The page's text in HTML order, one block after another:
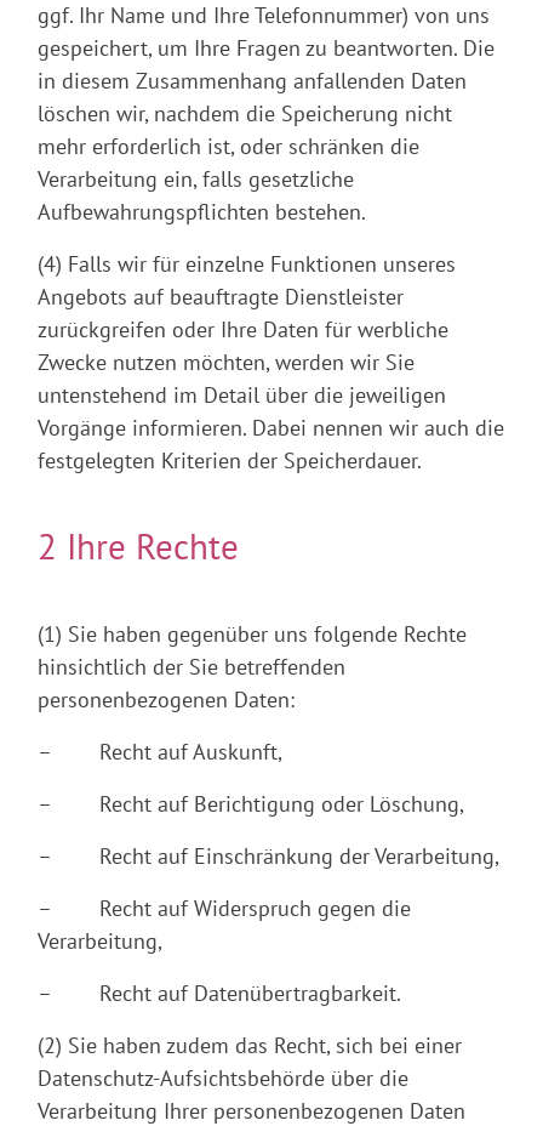
ggf. Ihr Name und Ihre Telefonnummer) von uns
gespeichert, um Ihre Fragen zu beantworten. Die
in diesem Zusammenhang anfallenden Daten
löschen wir, nachdem die Speicherung nicht
mehr erforderlich ist, oder schränken die
Verarbeitung ein, falls gesetzliche
Aufbewahrungspflichten bestehen.
(4) Falls wir für einzelne Funktionen unseres
Angebots auf beauftragte Dienstleister
zurückgreifen oder Ihre Daten für werbliche
Zwecke nutzen möchten, werden wir Sie
untenstehend im Detail über die jeweiligen
Vorgänge informieren. Dabei nennen wir auch die
festgelegten Kriterien der Speicherdauer.
2 Ihre Rechte
(1) Sie haben gegenüber uns folgende Rechte
hinsichtlich der Sie betreffenden
personenbezogenen Daten:
– Recht auf Auskunft,
– Recht auf Berichtigung oder Löschung,
– Recht auf Einschränkung der Verarbeitung,
– Recht auf Widerspruch gegen die
Verarbeitung,
– Recht auf Datenübertragbarkeit.
(2) Sie haben zudem das Recht, sich bei einer
Datenschutz-Aufsichtsbehörde über die
Verarbeitung Ihrer personenbezogenen Daten